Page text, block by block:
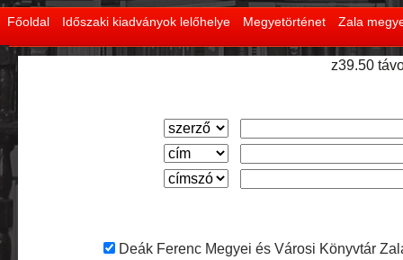
Főoldal Időszaki kiadványok lelőhelye Megyetörténet Zala
z39.50
Deák Ferenc Megyei és Városi Könyvtár